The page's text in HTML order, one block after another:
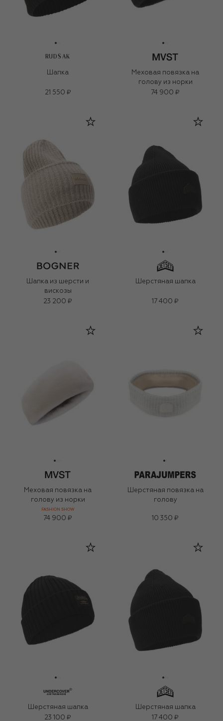
RUDSAK
Шапка
21 550 ₽
Меховая повязка на
голову из норки
74 900 ₽
Шапка из шерсти и
вискозы
23 200 ₽
Шерстяная шапка
17 400 ₽
Меховая повязка на
голову из норки
FASHION SHOW
74 900 ₽
Шерстяная повязка на
голову
10 350 ₽
Шерстяная шапка
23 100 ₽
Шерстяная шапка
17 400 ₽